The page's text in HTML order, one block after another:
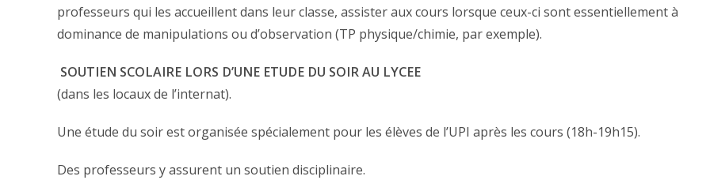
professeurs qui les accueillent dans leur classe, assister aux cours lorsque ceux-ci sont essentiellement à
dominance de manipulations ou d’observation (TP physique/chimie, par exemple).
SOUTIEN SCOLAIRE LORS D’UNE ETUDE DU SOIR AU LYCEE
(dans les locaux de l’internat).
Une étude du soir est organisée spécialement pour les élèves de l’UPI après les cours (18h-19h15).
Des professeurs y assurent un soutien disciplinaire.